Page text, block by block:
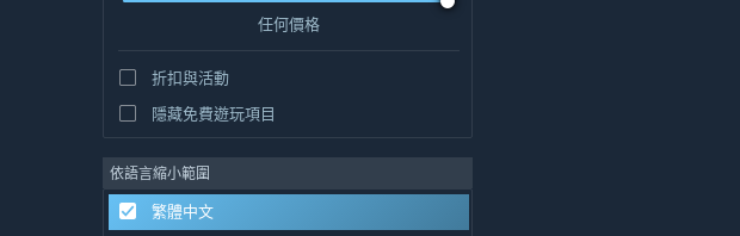
任何價格
折扣與活動
隱藏免費遊玩項目
依語言縮小範圍
繁體中文